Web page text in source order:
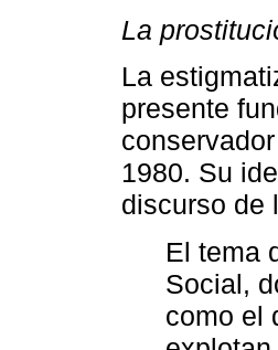
La
La
presente
1980. Su
discurso de
El tema
Social,
como el